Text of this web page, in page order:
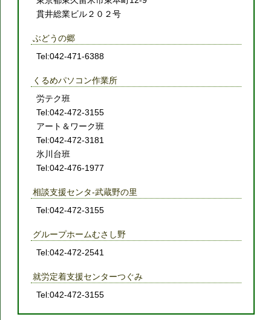
貫井総業ビル２０２号
ぶどうの郷
Tel:042-471-6388
くるめパソコン作業所
労テク班
Tel:042-472-3155
アート＆ワーク班
Tel:042-472-3181
氷川台班
Tel:042-476-1977
相談支援センタ-武蔵野の里
Tel:042-472-3155
グループホームむさし野
Tel:042-472-2541
就労定着支援センターつぐみ
Tel:042-472-3155